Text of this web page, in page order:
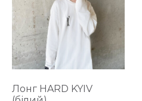
Лонг HARD KYIV